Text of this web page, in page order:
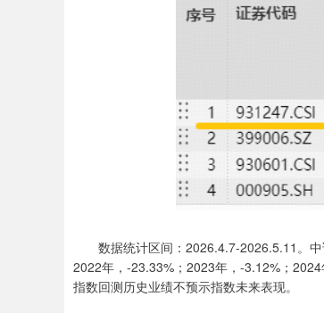
数据统计区间：2026.4.7-2026.5.11。中
2022年，-23.33%；2023年，-3.12%；
指数回测历史业绩不预示指数未来表现。